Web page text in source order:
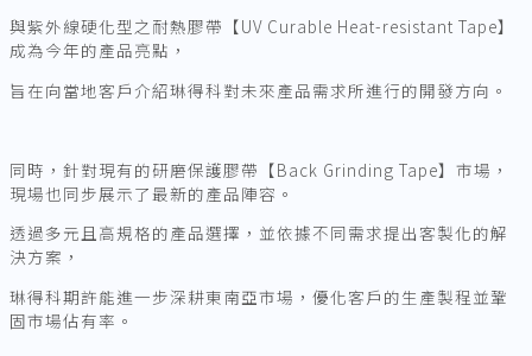
與紫外線硬化型之耐熱膠帶【UV Curable Heat-resistant Tape】
成為今年的產品亮點，
旨在向當地客戶介紹琳得科對未來產品需求所進行的開發方向。
同時，針對現有的研磨保護膠帶【Back Grinding Tape】市場，
現場也同步展示了最新的產品陣容。
透過多元且高規格的產品選擇，並依據不同需求提出客製化的解
決方案，
琳得科期許能進一步深耕東南亞市場，優化客戶的生產製程並鞏
固市場佔有率。